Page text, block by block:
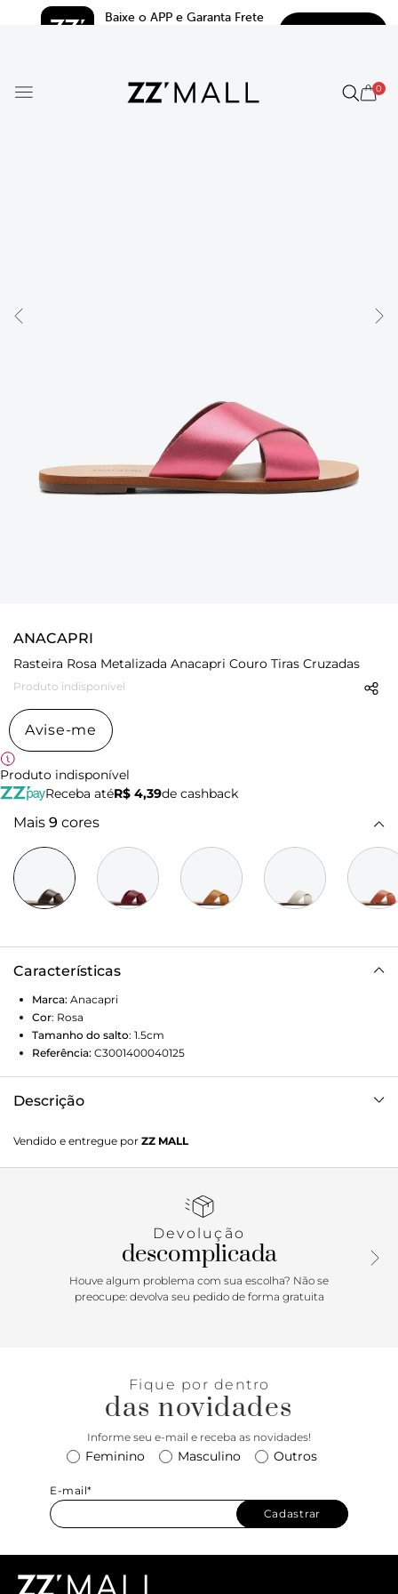
Baixe o APP e Garanta Frete
0
ANACAPRI
Rasteira Rosa Metalizada Anacapri Couro Tiras Cruzadas
Produto indisponível
Avise-me
Produto indisponível
Receba atéR$ 4,39de cashback
Mais 9 cores
Características
Marca: Anacapri
Cor: Rosa
Tamanho do salto: 1.5cm
Referência: C3001400040125
Descrição
cruzadas na gáspea.Palmilha marrom com o nome da
marca ANACAPRI. Deixa dedos e calcanhar à mostra. Nesse
que sua numeração convencional.
Clássica, né? Não existe motivo pra você não se presentear
com a praticidade dessa peça, ele adere estilo e conforto à
extremamente versátil e prática, e com certeza dá match
com todas as produções fresquinhas do seu acervo. É
Vendido e entregue por ZZ MALL
Devolução
descomplicada
Houve algum problema com sua escolha? Não se
preocupe: devolva seu pedido de forma gratuita
Fique por dentro
das novidades
Informe seu e-mail e receba as novidades!
Feminino Masculino Outros
E-mail*
Cadastrar